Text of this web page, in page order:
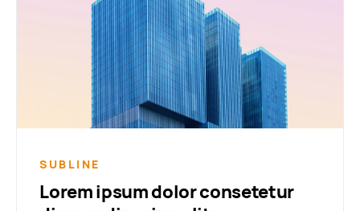
SUBLINE
Lorem ipsum dolor consetetur